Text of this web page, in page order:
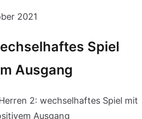
2021
Spiel
Ausgang